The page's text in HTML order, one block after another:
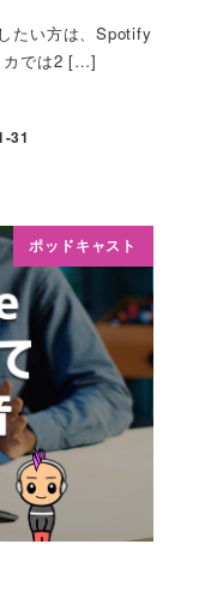
たい方は、Spotify
カでは2 […]
31
ポッドキャスト